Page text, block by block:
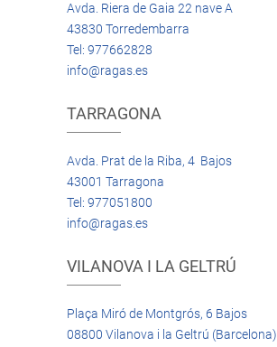
Avda. Riera de Gaia 22 nave A
43830 Torredembarra
Tel: 977662828
info@ragas.es
TARRAGONA
Avda. Prat de la Riba, 4 Bajos
43001 Tarragona
Tel: 977051800
info@ragas.es
VILANOVA I LA GELTRÚ
Plaça Miró de Montgrós, 6 Bajos
08800 Vilanova i la Geltrú (Barcelona)